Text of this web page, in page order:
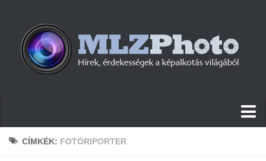
HírekCÍMKÉK: FOTÓRIPORTER